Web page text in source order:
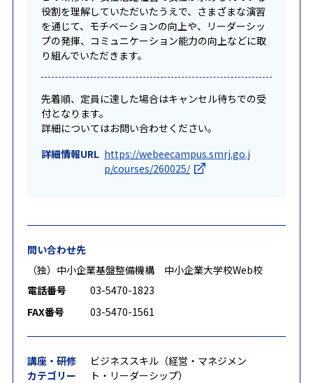
役割を理解していただいたうえで、さまざまな演習
を通じて、モチベーションの向上や、リーダーシッ
プの発揮、コミュニケーション能力の向上などに取
り組んでいただきます。
先着順、定員に達した場合はキャンセル待ちでの受
付となります。
詳細についてはお問い合わせください。
詳細情報URL https://webeecampus.smrj.go.j
p/courses/260025/
問い合わせ先
（独）中小企業基盤整備機構 中小企業大学校Web校
電話番号
03-5470-1823
FAX番号
03-5470-1561
講座・研修
カテゴリー
ビジネススキル（経営・マネジメン
ト・リーダーシップ）